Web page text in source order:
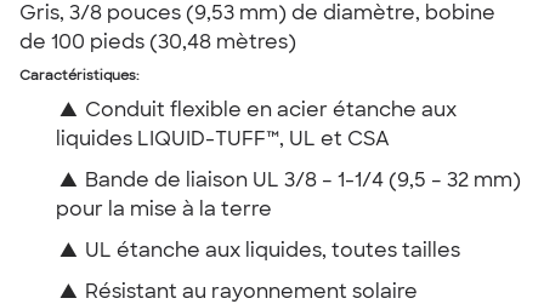
Gris, 3/8 pouces (9,53 mm) de diamètre, bobine
de 100 pieds (30,48 mètres)
Caractéristiques:
▲ Conduit flexible en acier étanche aux
liquides LIQUID-TUFF™, UL et CSA
▲ Bande de liaison UL 3/8 – 1-1/4 (9,5 – 32 mm)
pour la mise à la terre
▲ UL étanche aux liquides, toutes tailles
▲ Résistant au rayonnement solaire